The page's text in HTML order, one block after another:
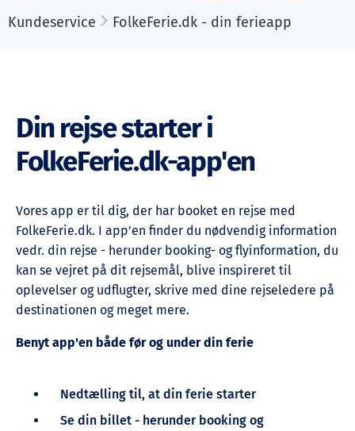
Kundeservice FolkeFerie.dk - din ferieapp
Din rejse starter i
FolkeFerie.dk-app'en
Vores app er til dig, der har booket en rejse med
FolkeFerie.dk. I app'en finder du nødvendig information
vedr. din rejse - herunder booking- og flyinformation, du
kan se vejret på dit rejsemål, blive inspireret til
oplevelser og udflugter, skrive med dine rejseledere på
destinationen og meget mere.
Benyt app'en både før og under din ferie
Nedtælling til, at din ferie starter
Se din billet - herunder booking og